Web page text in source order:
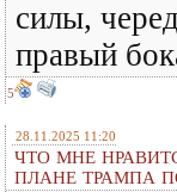
силы,
правый
5
28.11.2025 11:20
ЧТО МНЕ
ПЛАНЕ ТРАМПА